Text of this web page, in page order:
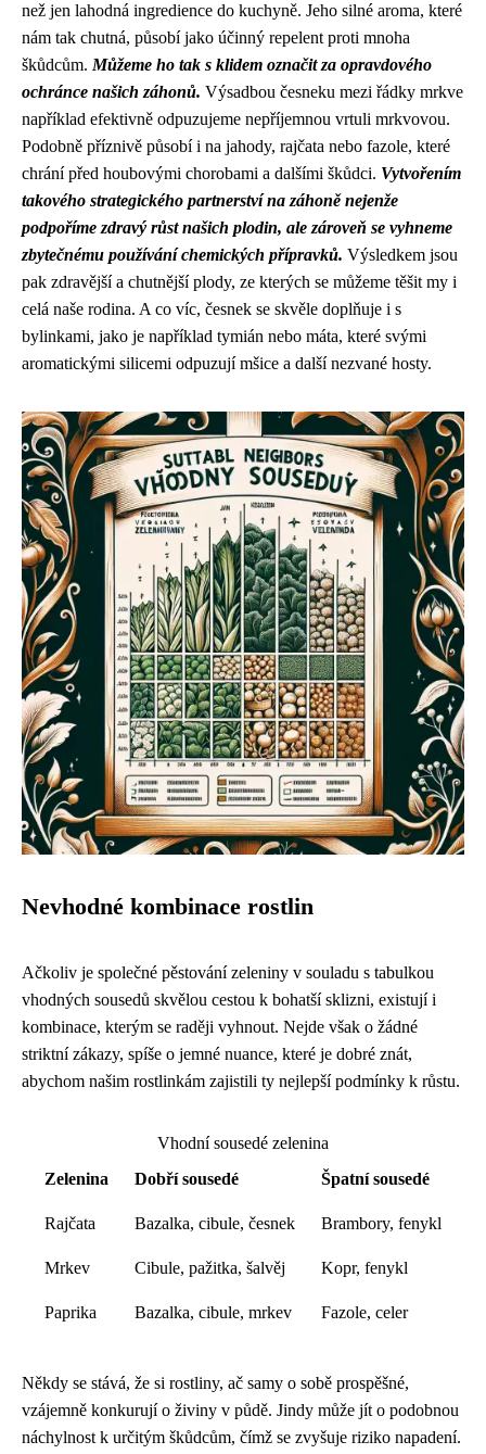
než jen lahodná ingredience do kuchyně. Jeho silné aroma, které
nám tak chutná, působí jako účinný repelent proti mnoha
škůdcům. Můžeme ho tak s klidem označit za opravdového
ochránce našich záhonů. Výsadbou česneku mezi řádky mrkve
například efektivně odpuzujeme nepříjemnou vrtuli mrkvovou.
Podobně příznivě působí i na jahody, rajčata nebo fazole, které
chrání před houbovými chorobami a dalšími škůdci. Vytvořením
takového strategického partnerství na záhoně nejenže
podpoříme zdravý růst našich plodin, ale zároveň se vyhneme
zbytečnému používání chemických přípravků. Výsledkem jsou
pak zdravější a chutnější plody, ze kterých se můžeme těšit my i
celá naše rodina. A co víc, česnek se skvěle doplňuje i s
bylinkami, jako je například tymián nebo máta, které svými
aromatickými silicemi odpuzují mšice a další nezvané hosty.
Nevhodné kombinace rostlin
Ačkoliv je společné pěstování zeleniny v souladu s tabulkou
vhodných sousedů skvělou cestou k bohatší sklizni, existují i
kombinace, kterým se raději vyhnout. Nejde však o žádné
striktní zákazy, spíše o jemné nuance, které je dobré znát,
abychom našim rostlinkám zajistili ty nejlepší podmínky k růstu.
Vhodní sousedé zelenina
Zelenina
Dobří sousedé Špatní sousedé
Rajčata Bazalka, cibule, česnek Brambory, fenykl
Mrkev Cibule, pažitka, šalvěj Kopr, fenykl
Paprika Bazalka, cibule, mrkev Fazole, celer
Někdy se stává, že si rostliny, ač samy o sobě prospěšné,
vzájemně konkurují o živiny v půdě. Jindy může jít o podobnou
náchylnost k určitým škůdcům, čímž se zvyšuje riziko napadení.